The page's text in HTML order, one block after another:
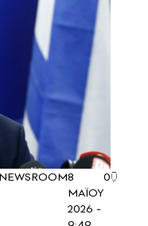
NEWSROOM8
ΜΑΪΟΥ
2026 -
0